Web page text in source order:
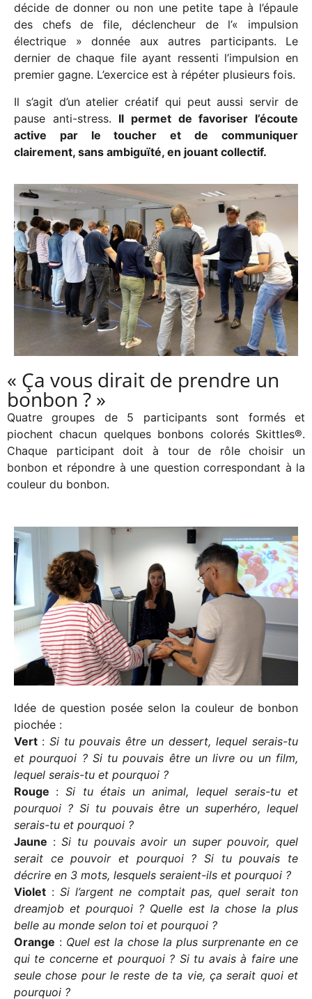
décide de donner ou non une petite tape à l’épaule
des chefs de file, déclencheur de l’« impulsion
électrique » donnée aux autres participants. Le
dernier de chaque file ayant ressenti l’impulsion en
premier gagne. L’exercice est à répéter plusieurs fois.
Il s’agit d’un atelier créatif qui peut aussi servir de
pause anti-stress. Il permet de favoriser l’écoute
active par le toucher et de communiquer
clairement, sans ambiguïté, en jouant collectif.
« Ça vous dirait de prendre un
bonbon ? »
Quatre groupes de 5 participants sont formés et
piochent chacun quelques bonbons colorés Skittles®.
Chaque participant doit à tour de rôle choisir un
bonbon et répondre à une question correspondant à la
couleur du bonbon.
Idée de question posée selon la couleur de bonbon
piochée :
Vert : Si tu pouvais être un dessert, lequel serais-tu
et pourquoi ? Si tu pouvais être un livre ou un film,
lequel serais-tu et pourquoi ?
Rouge :Si tu étais un animal, lequel serais-tu et
pourquoi ? Si tu pouvais être un superhéro, lequel
serais-tu et pourquoi ?
Jaune :Si tu pouvais avoir un super pouvoir, quel
serait ce pouvoir et pourquoi ? Si tu pouvais te
décrire en 3 mots, lesquels seraient-ils et pourquoi ?
Violet :Si l’argent ne comptait pas, quel serait ton
dreamjob et pourquoi ? Quelle est la chose la plus
belle au monde selon toi et pourquoi ?
Orange : Quel est la chose la plus surprenante en ce
qui te concerne et pourquoi ? Si tu avais à faire une
seule chose pour le reste de ta vie, ça serait quoi et
pourquoi ?